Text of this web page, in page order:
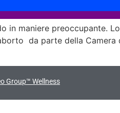
in maniere preoccupante.
da parte della Camera
Group™ Wellness